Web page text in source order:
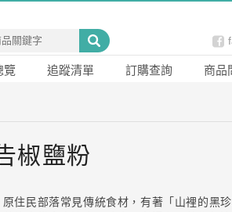
覽 追蹤清單 訂購查詢 商品
椒鹽粉
原住民部落常見傳統食材，有著「山裡的黑